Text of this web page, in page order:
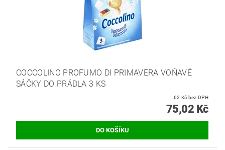
COCCOLINO PROFUMO DI PRIMAVERA VOŇAVÉ
SÁČKY DO PRÁDLA 3 KS
62 Kč bez DPH
75,02 Kč